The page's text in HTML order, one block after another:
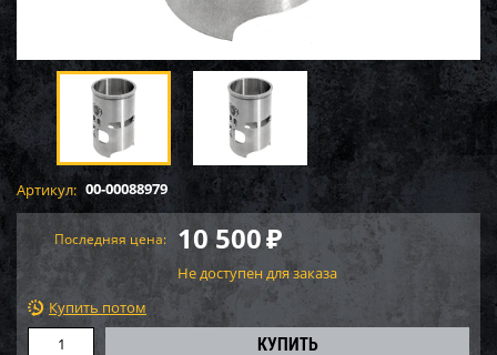
Артикул: 00-00088979
Последняя цена: 10 500₽
Не доступен для заказа
Купить потом